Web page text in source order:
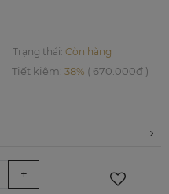
Trạng thái: Còn hàng
Tiết kiệm: 38% ( 670.000₫)
+